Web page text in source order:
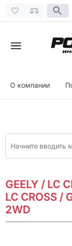
О компании
GEELY / LC
LC CROSS /
2WD